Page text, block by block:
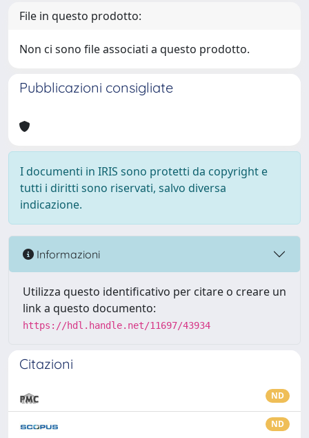
File in questo prodotto:
Non ci sono file associati a questo prodotto.
Pubblicazioni consigliate
I documenti in IRIS sono protetti da copyright e
tutti i diritti sono riservati, salvo diversa
indicazione.
Informazioni
Utilizza questo identificativo per citare o creare un
link a questo documento:
https://hdl.handle.net/11697/43934
Citazioni
ND
ND